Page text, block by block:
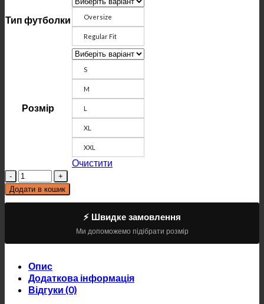
Тип футболки Oversize
Regular Fit
Розмір
S
M
L
XL
XXL
Очистити
Кількість
Додати в кошик
⚡ Швидке замовлення
Ми допоможемо підібрати розмір
Опис
Додаткова інформація
Відгуки (0)